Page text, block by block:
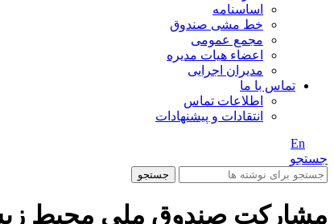
اساسنامه
خط مشی صندوق
مجمع عمومی
اعضاء هیات مدیره
مدیران اجرایی
تماس با ما
اطلاعات تماس
انتقادات و پیشنهادات
En
جستجو
جستجو
مشارکت صندوق ملی محیط